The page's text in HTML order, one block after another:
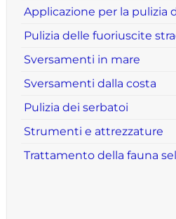
Applicazione per la pulizia
Pulizia delle fuoriuscite
Sversamenti in mare
Sversamenti dalla costa
Pulizia dei serbatoi
Strumenti e attrezzature
Trattamento della fauna